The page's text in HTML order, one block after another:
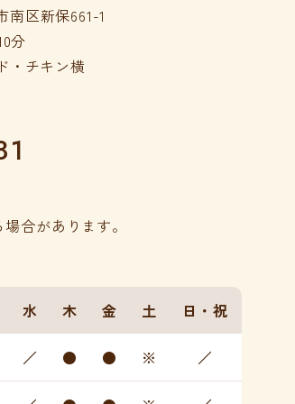
南区新保661-1
分
・チキン横
合があります。
水 木 金 土 日・祝
／ ● ● ※ ／